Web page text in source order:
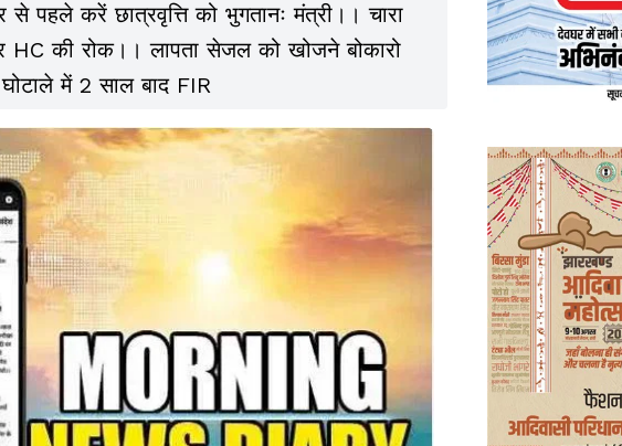
पहले करें छात्रवृत्ति को भुगतानः मंत्री।। चारा
की रोक।। लापता सेजल को खोजने बोकारो
में 2 साल बाद FIR